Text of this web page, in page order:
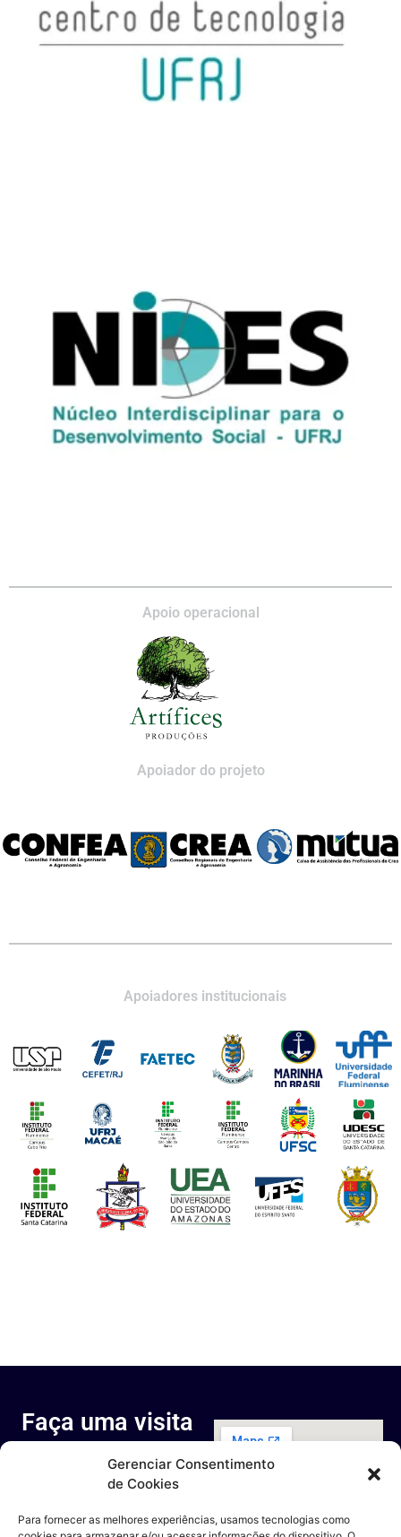
Gerenciar Consentimento
de Cookies
Para fornecer as melhores experiências, usamos tecnologias como
Apoio operacional
Apoiador do projeto
Apoiadores institucionais
Faça uma visita
ao nosso
espaço
Rua Octávio Cantanhede, 817-
Universidade Federal do Rio de